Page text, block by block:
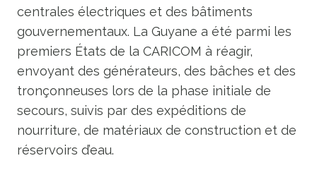
centrales électriques et des bâtiments
gouvernementaux. La Guyane a été parmi les
premiers États de la CARICOM à réagir,
envoyant des générateurs, des bâches et des
tronçonneuses lors de la phase initiale de
secours, suivis par des expéditions de
nourriture, de matériaux de construction et de
réservoirs d’eau.